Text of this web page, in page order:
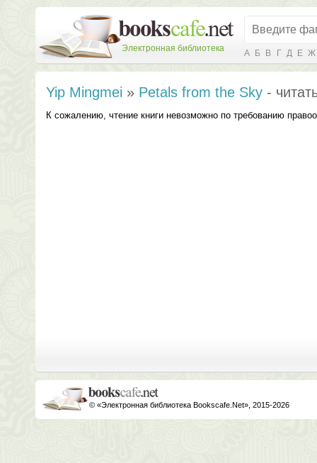
Электронная библиотека А Б В Г Д Е Ж
Yip Mingmei » Petals from the Sky -
К сожалению, чтение книги невозможно по требованию
© «Электронная библиотека Bookscafe.Net», 2015-2026